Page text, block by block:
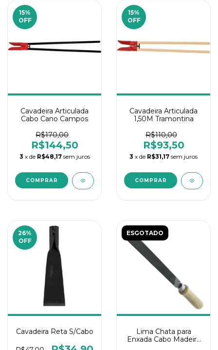
15%
OFF
Cavadeira Articulada
Cabo Cano Campos
R$170,00
R$144,50
3 x de R$48,17 sem juros
15%
OFF
Cavadeira Articulada
1,50M Tramontina
R$110,00
R$93,50
3 x de R$31,17 sem juros
26%
OFF
Cavadeira Reta S/Cabo
ESGOTADO
Lima Chata para
Enxada Cabo Madeira